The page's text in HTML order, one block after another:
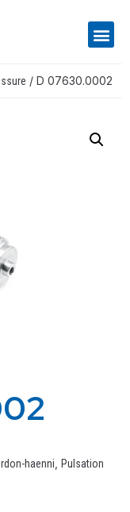
/ D 07630.0002
haenni
Pulsation